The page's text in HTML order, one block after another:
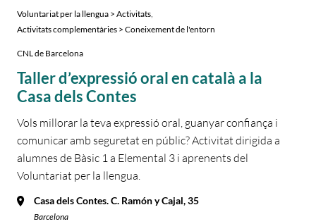
Voluntariat per la llengua > Activitats
Activitats complementàries > Coneixement de l'entorn
CNL de Barcelona
Taller d’expressió oral en català a la
Casa dels Contes
Vols millorar la teva expressió oral, guanyar confiança i
comunicar amb seguretat en públic? Activitat dirigida a
alumnes de Bàsic 1 a Elemental 3 i aprenents del
Voluntariat per la llengua.
Casa dels Contes. C. Ramón y Cajal, 35
Barcelona